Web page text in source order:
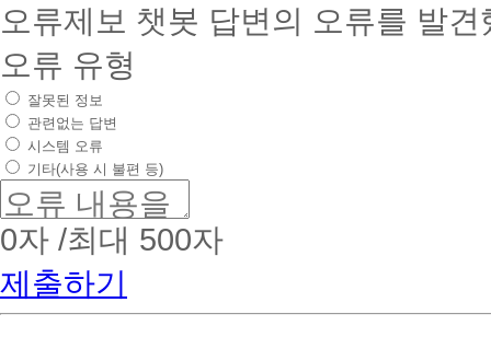
오류제보 챗봇 답변의 오류를 발
오류 유형
잘못된 정보
관련없는 답변
시스템 오류
기타(사용 시 불편 등)
0자 /최대 500자
제출하기